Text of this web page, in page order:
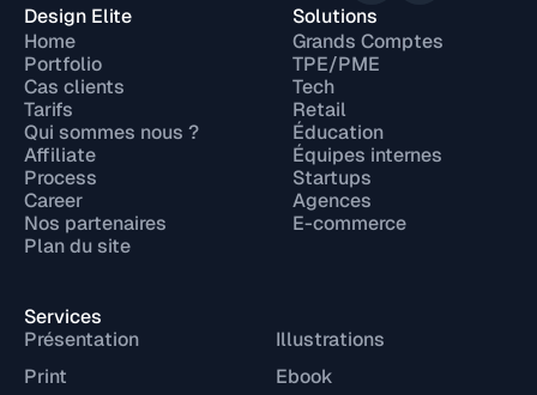
Design Elite
Home
Portfolio
Cas clients
Tarifs
Qui sommes nous ?
Affiliate
Process
Career
Nos partenaires
Plan du site
Services
Présentation
Illustrations
Print
Ebook
Solutions
Grands Comptes
TPE/PME
Tech
Retail
Éducation
Équipes internes
Startups
Agences
E-commerce